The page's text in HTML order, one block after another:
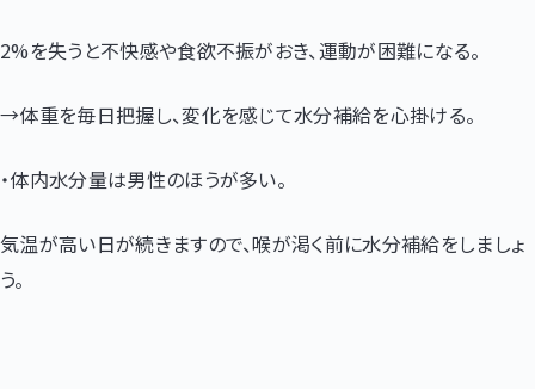
2%を失うと不快感や食欲不振がおき、運動が困難になる。
→体重を毎日把握し、変化を感じて水分補給を心掛ける。
・体内水分量は男性のほうが多い。
気温が高い日が続きますので、喉が渇く前に水分補給をしましょ
う。